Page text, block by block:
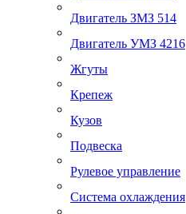
Двигатель ЗМЗ 514
Двигатель УМЗ 4216
Жгуты
Крепеж
Кузов
Подвеска
Рулевое управление
Система охлаждения